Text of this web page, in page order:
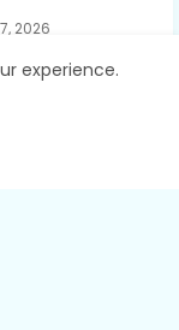
2026
experience.